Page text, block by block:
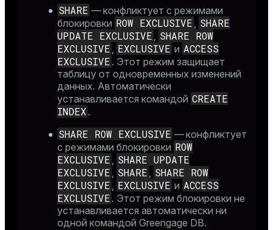
SHARE — конфликтует с режимами
блокировки ROW EXCLUSIVE , SHARE
UPDATE EXCLUSIVE , SHARE ROW
EXCLUSIVE , EXCLUSIVE и ACCESS
EXCLUSIVE . Этот режим защищает
таблицу от одновременных изменений
данных. Автоматически
устанавливается командой CREATE
INDEX .
SHARE ROW EXCLUSIVE — конфликтует
с режимами блокировки ROW
EXCLUSIVE , SHARE UPDATE
EXCLUSIVE , SHARE , SHARE ROW
EXCLUSIVE , EXCLUSIVE и ACCESS
EXCLUSIVE . Этот режим блокировки не
устанавливается автоматически ни
одной командой Greengage DB.